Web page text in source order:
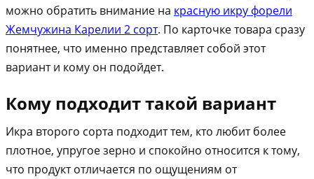
можно обратить внимание на красную икру форели
Жемчужина Карелии 2 сорт. По карточке товара сразу
понятнее, что именно представляет собой этот
вариант и кому он подойдет.
Кому подходит такой вариант
Икра второго сорта подходит тем, кто любит более
плотное, упругое зерно и спокойно относится к тому,
что продукт отличается по ощущениям от